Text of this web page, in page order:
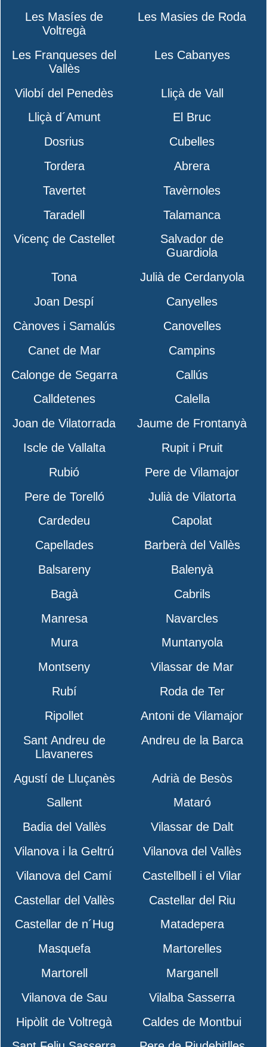
Les Masíes de
Voltregà
Les Masies de Roda
Les Franqueses del
Vallès
Les Cabanyes
Vilobí del Penedès
Lliçà de Vall
Lliçà d´Amunt
El Bruc
Dosrius
Cubelles
Tordera
Abrera
Tavertet
Tavèrnoles
Taradell
Talamanca
Vicenç de Castellet
Salvador de
Guardiola
Tona
Julià de Cerdanyola
Joan Despí
Canyelles
Cànoves i Samalús
Canovelles
Canet de Mar
Campins
Calonge de Segarra
Callús
Calldetenes
Calella
Joan de Vilatorrada
Jaume de Frontanyà
Iscle de Vallalta
Rupit i Pruit
Rubió
Pere de Vilamajor
Pere de Torelló
Julià de Vilatorta
Cardedeu
Capolat
Capellades
Barberà del Vallès
Balsareny
Balenyà
Bagà
Cabrils
Manresa
Navarcles
Mura
Muntanyola
Montseny
Vilassar de Mar
Rubí
Roda de Ter
Ripollet
Antoni de Vilamajor
Sant Andreu de
Llavaneres
Andreu de la Barca
Agustí de Lluçanès
Adrià de Besòs
Sallent
Mataró
Badia del Vallès
Vilassar de Dalt
Vilanova i la Geltrú
Vilanova del Vallès
Vilanova del Camí
Castellbell i el Vilar
Castellar del Vallès
Castellar del Riu
Castellar de n´Hug
Matadepera
Masquefa
Martorelles
Martorell
Marganell
Vilanova de Sau
Vilalba Sasserra
Hipòlit de Voltregà
Caldes de Montbui